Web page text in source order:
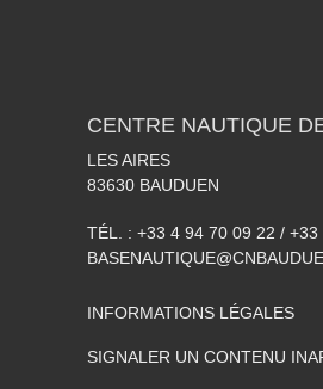
CENTRE NAUTIQUE
LES AIRES
83630 BAUDUEN
TÉL. : +33 4 94 70 09 22 /
INFORMATIONS LÉGALES
SIGNALER UN CONTENU